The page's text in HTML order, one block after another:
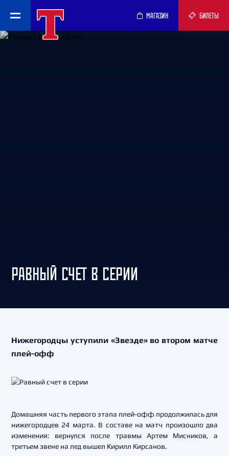
МАГАЗИН БИЛЕТЫ
РАВНЫЙ СЧЕТ В СЕРИИ
Нижегородцы уступили «Звезде» во втором матче
плей-офф
Домашняя часть первого этапа плей-офф продолжилась для
нижегородцев 24 марта. В составе на матч произошло два
изменения: вернулся после травмы Артем Мисников, а
третьем звене на лед вышел Кирилл Кирсанов.